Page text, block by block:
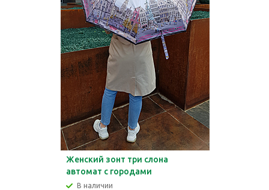
Женский зонт три слона
автомат с городами
В наличии